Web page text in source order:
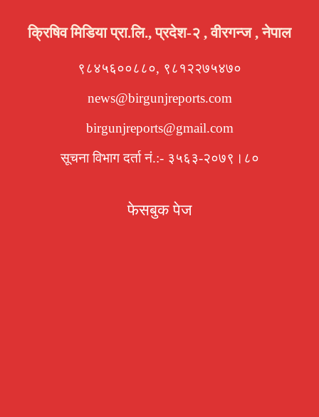
क्रिषिव मिडिया प्रा.लि., प्रदेश-२ , वीरगन्ज , नेपाल
९८४५६००८८०, ९८१२२७५४७०
news@birgunjreports.com
birgunjreports@gmail.com
सूचना विभाग दर्ता नं.:- ३५६३-२०७९।८०
फेसबुक पेज